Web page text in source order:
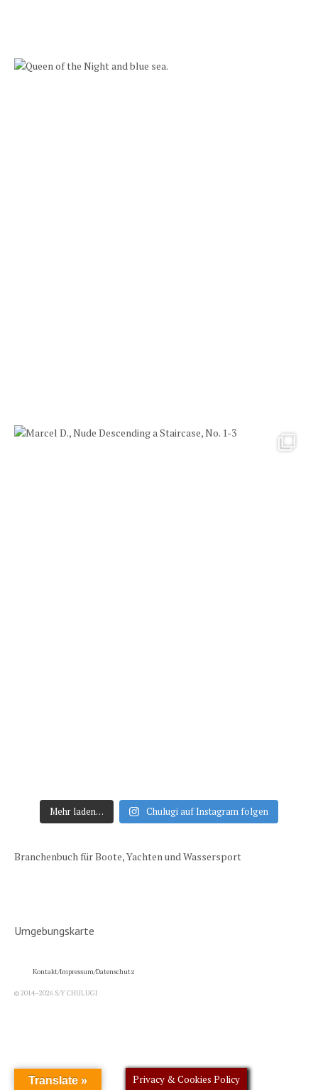
Mehr laden… Chulugi auf Instagram folgen
Branchenbuch für Boote, Yachten und Wassersport
Umgebungskarte
Kontakt/Impressum/Datenschutz
© 2014–2026 S/Y CHULUGI
Privacy & Cookies Policy
Translate »